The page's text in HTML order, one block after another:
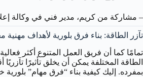
– مشاركة من كريم، مدير فني في وكالة
تآزر الطاقة: بناء فرق بلورية لأهداف مهنية
تمامًا كما أن فريق العمل المتنوع أكثر
الطاقة المختلفة يمكن أن يخلق تأثيرًا
بمفرده. إليك كيفية بناء “فرق مهام”